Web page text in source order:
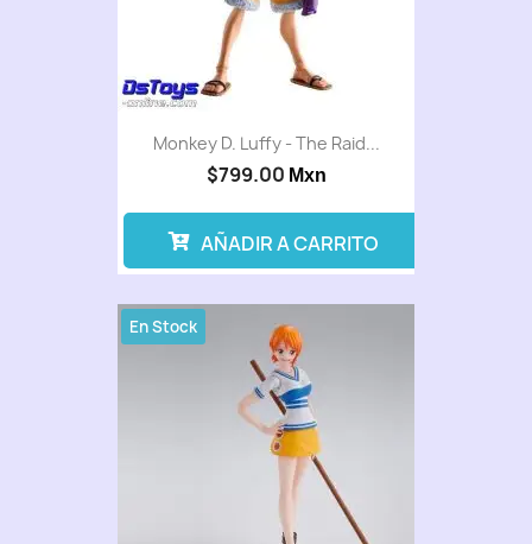
Monkey D. Luffy - The Raid...
$799.00 Mxn
AÑADIR A CARRITO
En Stock